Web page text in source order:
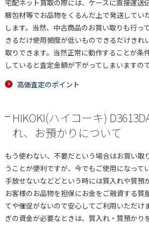
宅配ネット買取の際には、ケースに直接運送
梱包材等でお品物をくるんだ上で発送してい
します。当然、中古商品のお買い取りも行っ
きるだけ使用頻度が低いものできるだけきれ
取りできます。当然正常に動作することが条
していると査定金額が下がってしまいますの
高価査定のポイント
HIKOKI(ハイコーキ)
れ、お預かりについて
もう使わない、不要だという場合はお買い取
うことが便利ですが、今でもご使用になって
手放せないなどどという時には質入れや質預
お客様のお品物を担保にお金をご融資する質
てや催促がないので安心してご利用いただけ
ぎの資金が必要なときは、質入れ・質預かり